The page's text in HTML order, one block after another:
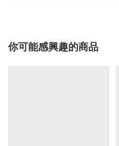
你可能感興趣的商品